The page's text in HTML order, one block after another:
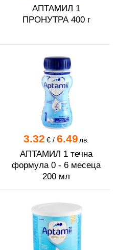
АПТАМИЛ 1
ПРОНУТРА 400 г
3.32 €/ 6.49 лв.
АПТАМИЛ 1 течна
формула 0 - 6 месеца
200 мл